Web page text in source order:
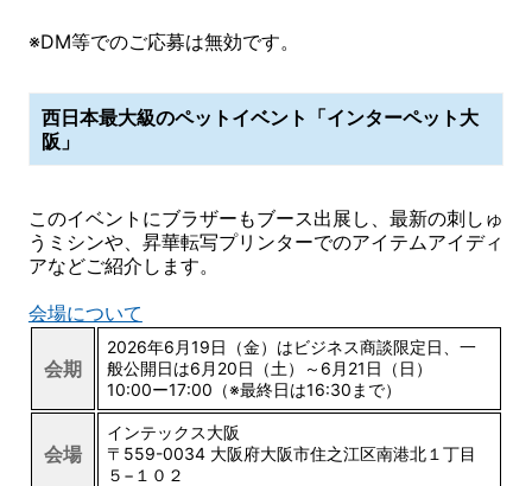
※DM等でのご応募は無効です。
西日本最大級のペットイベント「インターペット大
阪」
このイベントにブラザーもブース出展し、最新の刺しゅ
うミシンや、昇華転写プリンターでのアイテムアイディ
アなどご紹介します。
会場について
会期
2026年6月19日（金）はビジネス商談限定日、一
般公開日は6月20日（土）～6月21日（日）
10:00ー17:00（※最終日は16:30まで）
会場
インテックス大阪
〒559-0034 大阪府大阪市住之江区南港北１丁目
５−１０２